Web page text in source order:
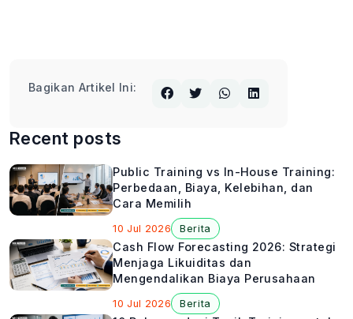
Bagikan Artikel Ini:
Recent posts
Public Training vs In-House Training:
Perbedaan, Biaya, Kelebihan, dan
Cara Memilih
10 Jul 2026 Berita
Cash Flow Forecasting 2026: Strategi
Menjaga Likuiditas dan
Mengendalikan Biaya Perusahaan
10 Jul 2026 Berita